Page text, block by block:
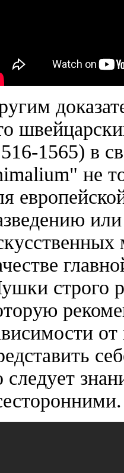
1565) в
не
строго
следует